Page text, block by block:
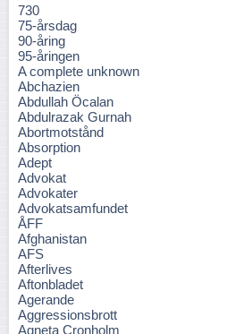
730
75-årsdag
90-åring
95-åringen
A complete unknown
Abchazien
Abdullah Öcalan
Abdulrazak Gurnah
Abortmotstånd
Absorption
Adept
Advokat
Advokater
Advokatsamfundet
ÅFF
Afghanistan
AFS
Afterlives
Aftonbladet
Agerande
Aggressionsbrott
Agneta Cronholm